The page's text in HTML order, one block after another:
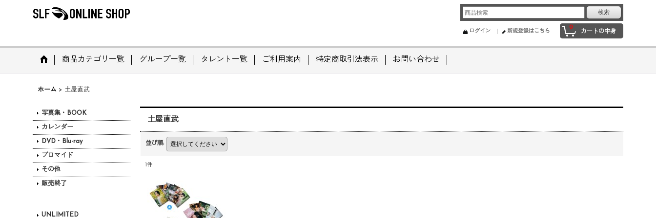
0
カートの中身
ログイン 新規登録はこちら
商品カテゴリ一覧 グループ一覧 タレント一覧 ご利用案内 特定商取引法表示 お問い合わせ
ホーム > 土屋直武
写真集・BOOK
カレンダー
DVD・Blu-ray
ブロマイド
その他
販売終了
UNLIMITED
土屋直武
並び順:
1件